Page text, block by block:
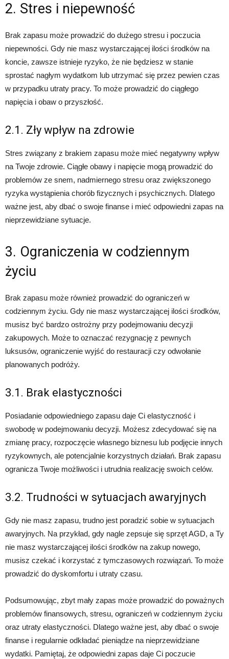
2. Stres i niepewność
Brak zapasu może prowadzić do dużego stresu i poczucia
niepewności. Gdy nie masz wystarczającej ilości środków na
koncie, zawsze istnieje ryzyko, że nie będziesz w stanie
sprostać nagłym wydatkom lub utrzymać się przez pewien czas
w przypadku utraty pracy. To może prowadzić do ciągłego
napięcia i obaw o przyszłość.
2.1. Zły wpływ na zdrowie
Stres związany z brakiem zapasu może mieć negatywny wpływ
na Twoje zdrowie. Ciągłe obawy i napięcie mogą prowadzić do
problemów ze snem, nadmiernego stresu oraz zwiększonego
ryzyka wystąpienia chorób fizycznych i psychicznych. Dlatego
ważne jest, aby dbać o swoje finanse i mieć odpowiedni zapas na
nieprzewidziane sytuacje.
3. Ograniczenia w codziennym
życiu
Brak zapasu może również prowadzić do ograniczeń w
codziennym życiu. Gdy nie masz wystarczającej ilości środków,
musisz być bardzo ostrożny przy podejmowaniu decyzji
zakupowych. Może to oznaczać rezygnację z pewnych
luksusów, ograniczenie wyjść do restauracji czy odwołanie
planowanych podróży.
3.1. Brak elastyczności
Posiadanie odpowiedniego zapasu daje Ci elastyczność i
swobodę w podejmowaniu decyzji. Możesz zdecydować się na
zmianę pracy, rozpoczęcie własnego biznesu lub podjęcie innych
ryzykownych, ale potencjalnie korzystnych działań. Brak zapasu
ogranicza Twoje możliwości i utrudnia realizację swoich celów.
3.2. Trudności w sytuacjach awaryjnych
Gdy nie masz zapasu, trudno jest poradzić sobie w sytuacjach
awaryjnych. Na przykład, gdy nagle zepsuje się sprzęt AGD, a Ty
nie masz wystarczającej ilości środków na zakup nowego,
musisz czekać i korzystać z tymczasowych rozwiązań. To może
prowadzić do dyskomfortu i utraty czasu.
Podsumowując, zbyt mały zapas może prowadzić do poważnych
problemów finansowych, stresu, ograniczeń w codziennym życiu
oraz utraty elastyczności. Dlatego ważne jest, aby dbać o swoje
finanse i regularnie odkładać pieniądze na nieprzewidziane
wydatki. Pamiętaj, że odpowiedni zapas daje Ci poczucie